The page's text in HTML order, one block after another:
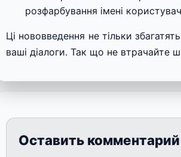
розфарбування імені
Ці нововведення не тільки
ваші діалоги. Так що не втрачайте
Оставить комментарий